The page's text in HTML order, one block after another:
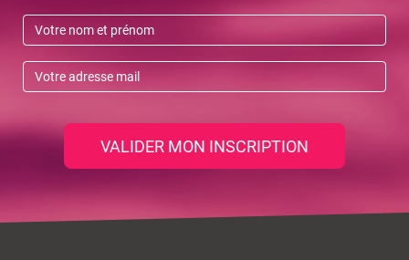
VALIDER MON INSCRIPTION